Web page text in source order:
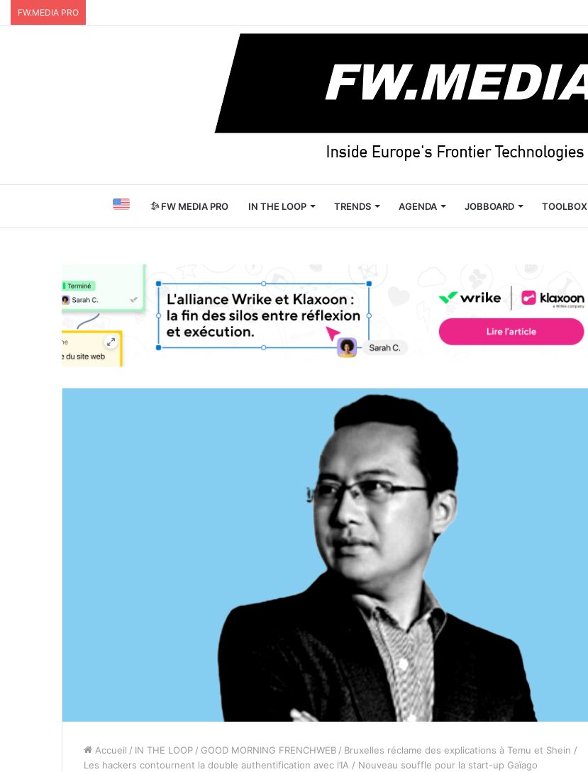
FW.MEDIA PRO
FW MEDIA PRO IN THE LOOP TRENDS AGENDA JOBBOARD TOOLBOX
Accueil / IN THE LOOP / GOOD MORNING FRENCHWEB / Bruxelles réclame des explications à Temu et Shein /
Les hackers contournent la double authentification avec l’IA / Nouveau souffle pour la start-up Gaïago